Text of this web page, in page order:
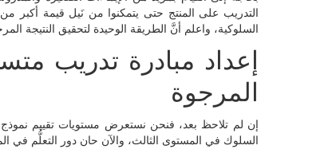
التدريب على المنتج حتى يتمكنوا من نَيل قيمة أكبر
السلوكية، واعلم أنَّ الطريقة الوحيدة لتحقيق النتيجة
إعداد مبادرة تدريب
المرجوة
إن لم تلاحظ بعد، فنحن نستعرض مستويات تقييم نموذج
السلوك في المستوى الثالث، والآن حان دور التعلُّم في